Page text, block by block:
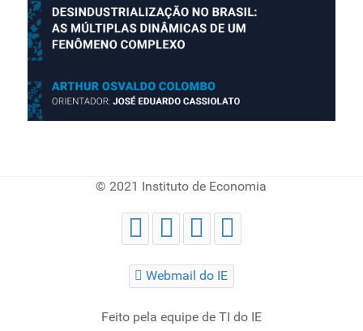
© 2021 Instituto de Economia
Webmail do IE
Feito pela equipe de TI do IE